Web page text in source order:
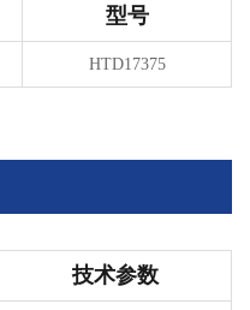
型号
HTD17375
技术参数